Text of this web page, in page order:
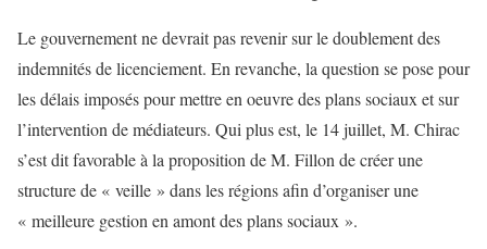
Le gouvernement ne devrait pas revenir sur le doublement des
indemnités de licenciement. En revanche, la question se pose pour
les délais imposés pour mettre en oeuvre des plans sociaux et sur
l’intervention de médiateurs. Qui plus est, le 14 juillet, M. Chirac
s’est dit favorable à la proposition de M. Fillon de créer une
structure de « veille » dans les régions afin d’organiser une
« meilleure gestion en amont des plans sociaux ».